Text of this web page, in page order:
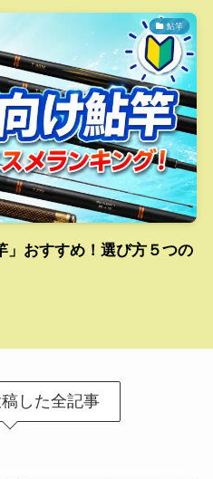
鮎竿
」おすすめ！選び方５つの
した全記事